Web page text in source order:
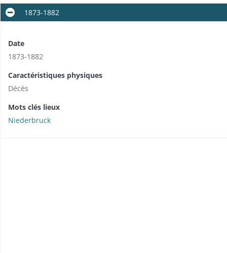
1873-1882
Date
1873-1882
Caractéristiques physiques
Décès
Mots clés lieux
Niederbruck